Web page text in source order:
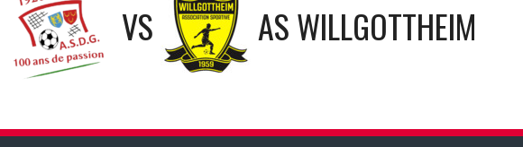
VS AS WILLGOTTHEIM